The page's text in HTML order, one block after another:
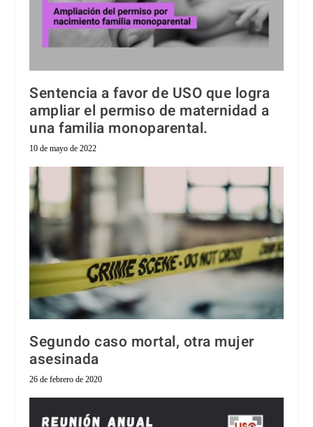
Sentencia a favor de USO que logra
ampliar el permiso de maternidad a
una familia monoparental.
10 de mayo de 2022
Segundo caso mortal, otra mujer
asesinada
26 de febrero de 2020